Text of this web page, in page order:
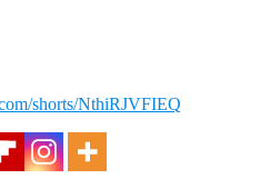
shorts/NthiRJVFIEQ